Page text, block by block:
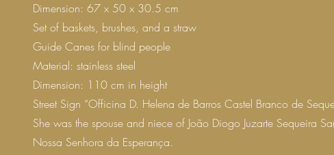
Dimension: 67 x 50 x 30.5 cm
Set of baskets, brushes, and a straw
Guide Canes for blind people
Material: stainless steel
Dimension: 110 cm in height
Street Sign “Officina D. Helena de Barros Castel Branco de
She was the spouse and niece of João Diogo Juzarte Sequeira
Nossa Senhora da Esperança.